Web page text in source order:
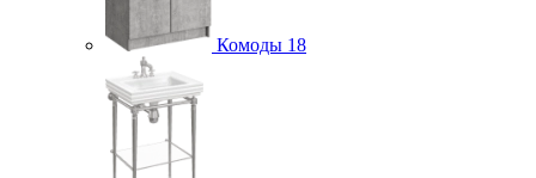
Комоды 18